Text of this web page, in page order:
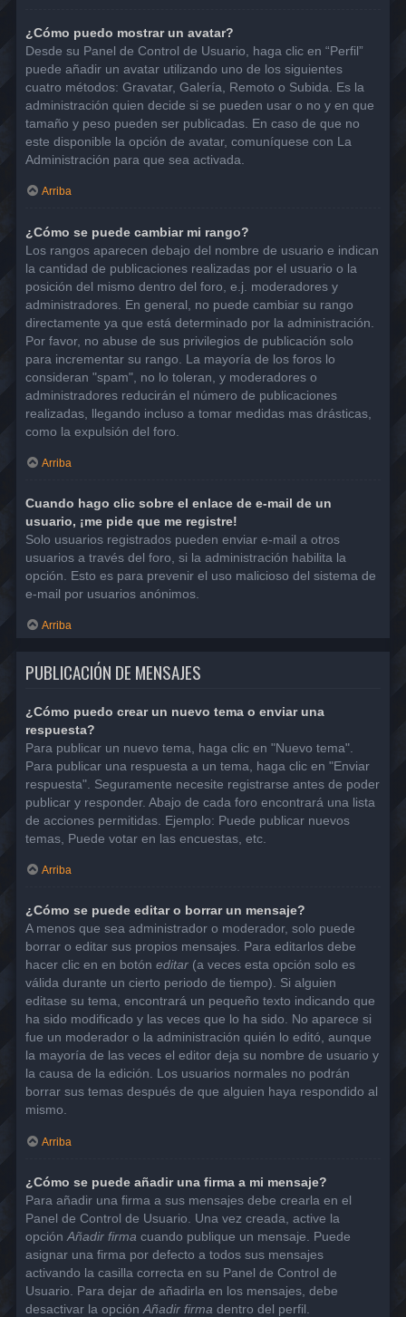
¿Cómo puedo mostrar un avatar?
Desde su Panel de Control de Usuario, haga clic en “Perfil”
puede añadir un avatar utilizando uno de los siguientes
cuatro métodos: Gravatar, Galería, Remoto o Subida. Es la
administración quien decide si se pueden usar o no y en que
tamaño y peso pueden ser publicadas. En caso de que no
este disponible la opción de avatar, comuníquese con La
Administración para que sea activada.
Arriba
¿Cómo se puede cambiar mi rango?
Los rangos aparecen debajo del nombre de usuario e indican
la cantidad de publicaciones realizadas por el usuario o la
posición del mismo dentro del foro, e.j. moderadores y
administradores. En general, no puede cambiar su rango
directamente ya que está determinado por la administración.
Por favor, no abuse de sus privilegios de publicación solo
para incrementar su rango. La mayoría de los foros lo
consideran "spam", no lo toleran, y moderadores o
administradores reducirán el número de publicaciones
realizadas, llegando incluso a tomar medidas mas drásticas,
como la expulsión del foro.
Arriba
Cuando hago clic sobre el enlace de e-mail de un
usuario, ¡me pide que me registre!
Solo usuarios registrados pueden enviar e-mail a otros
usuarios a través del foro, si la administración habilita la
opción. Esto es para prevenir el uso malicioso del sistema de
e-mail por usuarios anónimos.
Arriba
PUBLICACIÓN DE MENSAJES
¿Cómo puedo crear un nuevo tema o enviar una
respuesta?
Para publicar un nuevo tema, haga clic en "Nuevo tema".
Para publicar una respuesta a un tema, haga clic en "Enviar
respuesta". Seguramente necesite registrarse antes de poder
publicar y responder. Abajo de cada foro encontrará una lista
de acciones permitidas. Ejemplo: Puede publicar nuevos
temas, Puede votar en las encuestas, etc.
Arriba
¿Cómo se puede editar o borrar un mensaje?
A menos que sea administrador o moderador, solo puede
borrar o editar sus propios mensajes. Para editarlos debe
hacer clic en en botón editar (a veces esta opción solo es
válida durante un cierto periodo de tiempo). Si alguien
editase su tema, encontrará un pequeño texto indicando que
ha sido modificado y las veces que lo ha sido. No aparece si
fue un moderador o la administración quién lo editó, aunque
la mayoría de las veces el editor deja su nombre de usuario y
la causa de la edición. Los usuarios normales no podrán
borrar sus temas después de que alguien haya respondido al
mismo.
Arriba
¿Cómo se puede añadir una firma a mi mensaje?
Para añadir una firma a sus mensajes debe crearla en el
Panel de Control de Usuario. Una vez creada, active la
opción Añadir firma cuando publique un mensaje. Puede
asignar una firma por defecto a todos sus mensajes
activando la casilla correcta en su Panel de Control de
Usuario. Para dejar de añadirla en los mensajes, debe
desactivar la opción Añadir firma dentro del perfil.